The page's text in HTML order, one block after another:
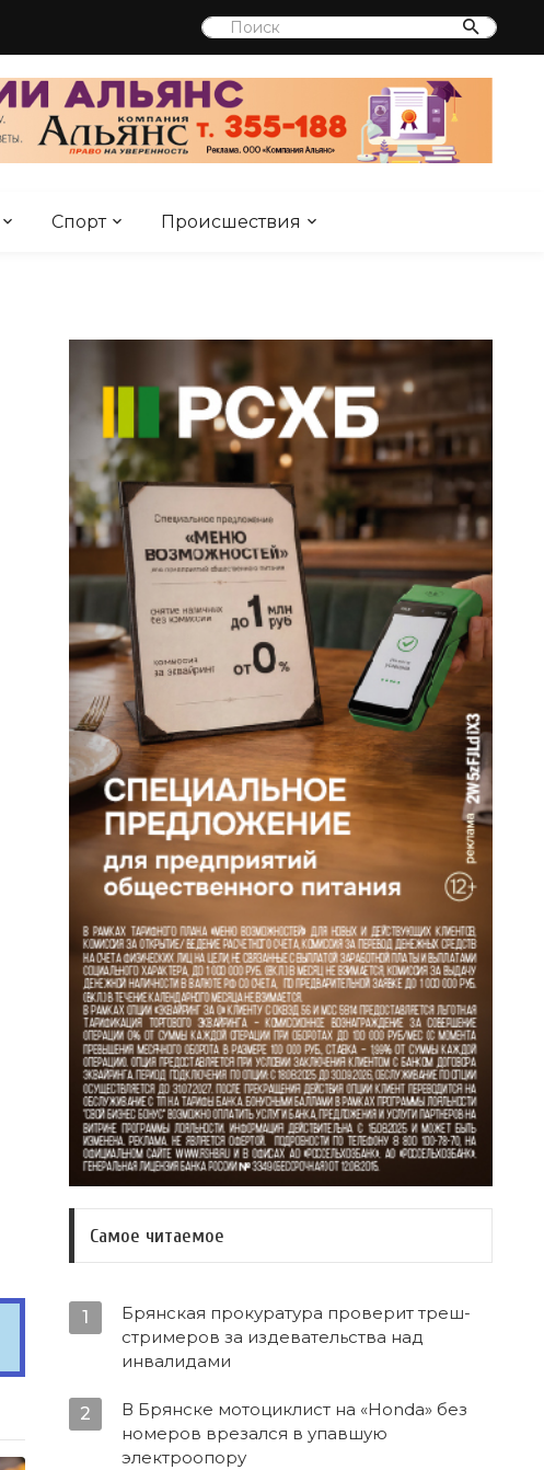
Спорт Происшествия
Самое читаемое
1
Брянская прокуратура проверит треш-
стримеров за издевательства над
инвалидами
2
В Брянске мотоциклист на «Honda» без
номеров врезался в упавшую
электроопору